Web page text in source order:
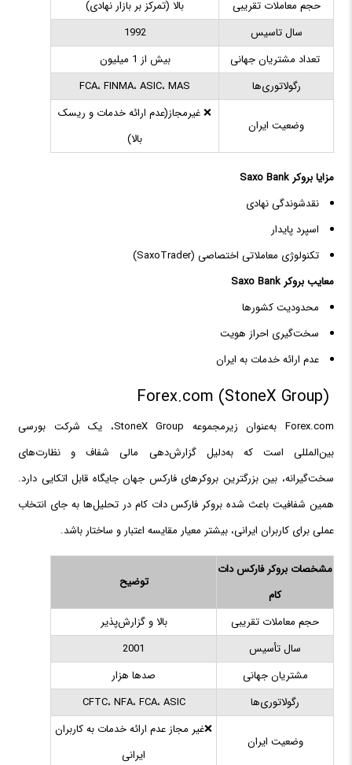
حجم معاملات تقریبی
بالا (تمرکز بر بازار نهادی)
سال تاسیس
1992
تعداد مشتریان جهانی
بیش از 1 میلیون
رگولاتوری‌ها
FCA، FINMA، ASIC، MAS
وضعیت ایران
❌ غیرمجاز(عدم ارائه خدمات و ریسک
بالا)
مزایا بروکر Saxo Bank
نقدشوندگی نهادی
اسپرد پایدار
تکنولوژی معاملاتی اختصاصی (SaxoTrader)
معایب بروکر Saxo Bank
محدودیت کشورها
سخت‌گیری احراز هویت
عدم ارائه خدمات به ایران
Forex.com به‌عنوان زیرمجموعه StoneX Group، یک شرکت بورسی
بین‌المللی است که به‌دلیل گزارش‌دهی مالی شفاف و نظارت‌های
سخت‌گیرانه، بین بزرگترین بروکرهای فارکس جهان جایگاه قابل اتکایی دارد.
همین شفافیت باعث شده بروکر فارکس دات کام در تحلیل‌ها به جای انتخاب
عملی برای کاربران ایرانی، بیشتر معیار مقایسه اعتبار و ساختار باشد.
مشخصات بروکر فارکس دات
کام
توضیح
حجم معاملات تقریبی
بالا و گزارش‌پذیر
سال تأسیس
2001
مشتریان جهانی
صدها هزار
رگولاتوری‌ها
CFTC، NFA، FCA، ASIC
وضعیت ایران
❌غیر مجاز عدم ارائه خدمات به کاربران
ایرانی